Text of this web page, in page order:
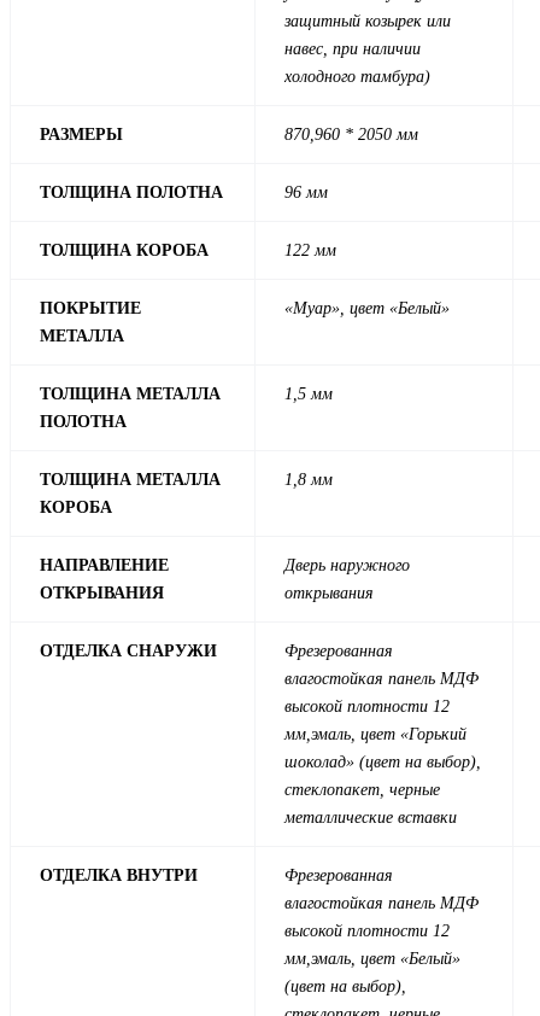
защитный козырек или
навес, при наличии
холодного тамбура)
РАЗМЕРЫ 870,960 * 2050 мм
ТОЛЩИНА ПОЛОТНА 96 мм
ТОЛЩИНА КОРОБА 122 мм
ПОКРЫТИЕ
МЕТАЛЛА
«Муар», цвет «Белый»
ТОЛЩИНА МЕТАЛЛА
ПОЛОТНА
1,5 мм
ТОЛЩИНА МЕТАЛЛА
КОРОБА
1,8 мм
НАПРАВЛЕНИЕ
ОТКРЫВАНИЯ
Дверь наружного
открывания
ОТДЕЛКА СНАРУЖИ
Фрезерованная
влагостойкая панель МДФ
высокой плотности 12
мм,эмаль, цвет «Горький
шоколад» (цвет на выбор),
стеклопакет, черные
металлические вставки
ОТДЕЛКА ВНУТРИ
Фрезерованная
влагостойкая панель МДФ
высокой плотности 12
мм,эмаль, цвет «Белый»
(цвет на выбор),